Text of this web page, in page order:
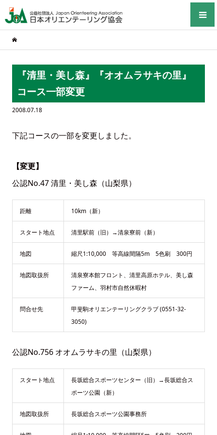
『清里・美し森』『オオムラサキの里』
コース一部変更
2008.07.18
下記コースの一部を変更しました。
【変更】
公認No.47 清里・美し森（山梨県）
距離 10km（新）
スタート地点 清里駅前（旧）→清泉寮前（新）
地図 縮尺1:10,000 等高線間隔5m 5色刷 300円
地図取扱所
清泉寮本館フロント、清里高原ホテル、美し森
ファーム、羽村市自然休暇村
問合せ先
甲斐駒オリエンテーリングクラブ (0551-32-
3050)
公認No.756 オオムラサキの里（山梨県）
スタート地点
長坂総合スポーツセンター（旧）→長坂総合ス
ポーツ公園（新）
地図取扱所 長坂総合スポーツ公園事務所